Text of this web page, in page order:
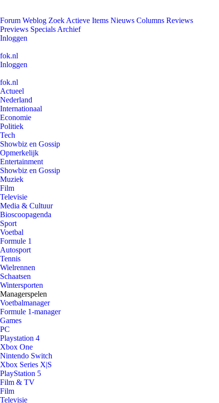
Forum Weblog Zoek Actieve Items Nieuws Columns Reviews
Previews Specials Archief
Inloggen
fok.nl
Inloggen
fok.nl
Actueel
Nederland
Internationaal
Economie
Politiek
Tech
Showbiz en Gossip
Opmerkelijk
Entertainment
Showbiz en Gossip
Muziek
Film
Televisie
Media & Cultuur
Bioscoopagenda
Sport
Voetbal
Formule 1
Autosport
Tennis
Wielrennen
Schaatsen
Wintersporten
Managerspelen
Voetbalmanager
Formule 1-manager
Games
PC
Playstation 4
Xbox One
Nintendo Switch
Xbox Series X|S
PlayStation 5
Film & TV
Film
Televisie